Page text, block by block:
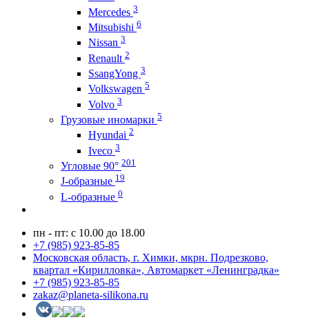
Mercedes 3
Mitsubishi 6
Nissan 3
Renault 2
SsangYong 3
Volkswagen 5
Volvo 3
Грузовые иномарки 5
Hyundai 2
Iveco 3
Угловые 90° 201
J-образные 19
L-образные 0
пн - пт: с 10.00 до 18.00
+7 (985) 923-85-85
Московская область, г. Химки, мкрн. Подрезково,
квартал «Кирилловка», Автомаркет «Ленинградка»
+7 (985) 923-85-85
zakaz@planeta-silikona.ru